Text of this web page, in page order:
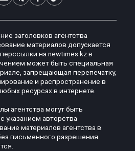
заголовков агентства
материалов допускается
на newtimes.kz в
может быть специальная
запрещающая перепечатку,
и распространение в
ресурсах в интернете.
агентства могут быть
указанием авторства
материалов агентства в
письменного разрешения